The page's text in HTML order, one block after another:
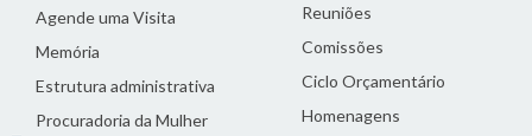
Agende uma Visita
Memória
Estrutura administrativa
Procuradoria da Mulher
Reuniões
Comissões
Ciclo Orçamentário
Homenagens